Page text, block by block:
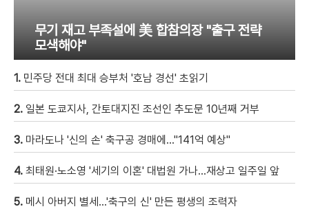
무기 재고 부족설에 美 합참의장 "출구 전략
모색해야"
1. 민주당 전대 최대 승부처 '호남 경선' 초읽기
2. 일본 도쿄지사, 간토대지진 조선인 추도문 10년째 거부
3. 마라도나 '신의 손' 축구공 경매에…"141억 예상"
4. 최태원·노소영 '세기의 이혼' 대법원 가나…재상고 일주일 앞
5. 메시 아버지 별세…'축구의 신' 만든 평생의 조력자